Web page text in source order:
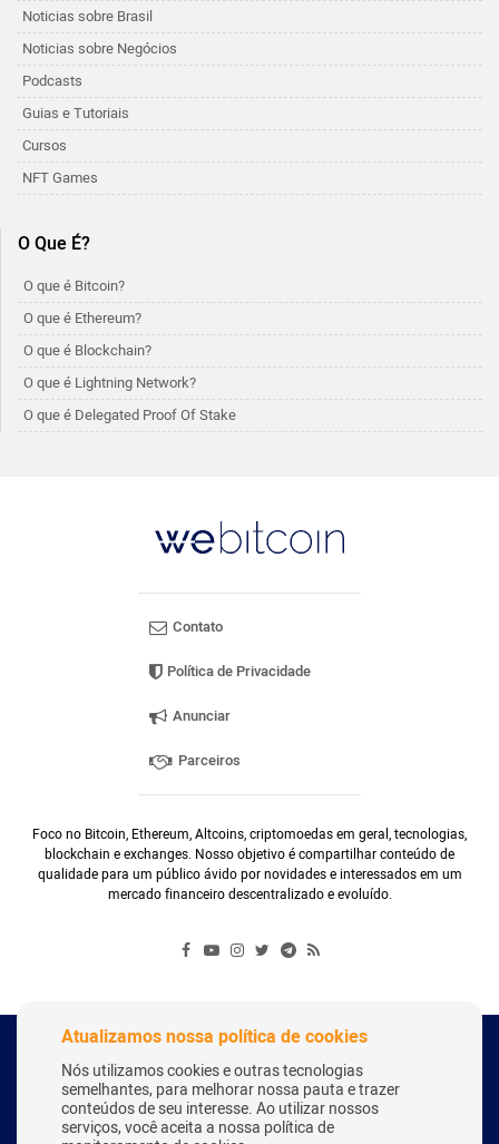
Noticias sobre Brasil
Noticias sobre Negócios
Podcasts
Guias e Tutoriais
Cursos
NFT Games
O Que É?
O que é Bitcoin?
O que é Ethereum?
O que é Blockchain?
O que é Lightning Network?
O que é Delegated Proof Of Stake
Contato
Política de Privacidade
Anunciar
Parceiros
Foco no Bitcoin, Ethereum, Altcoins, criptomoedas em geral, tecnologias,
blockchain e exchanges. Nosso objetivo é compartilhar conteúdo de
qualidade para um público ávido por novidades e interessados em um
mercado financeiro descentralizado e evoluído.
Copyright Webitcoin 2018 - Todos os Direitos Reservados
Desenvolvido por: Herick Correa
Atualizamos nossa política de cookies
Nós utilizamos cookies e outras tecnologias
semelhantes, para melhorar nossa pauta e trazer
conteúdos de seu interesse. Ao utilizar nossos
serviços, você aceita a nossa política de